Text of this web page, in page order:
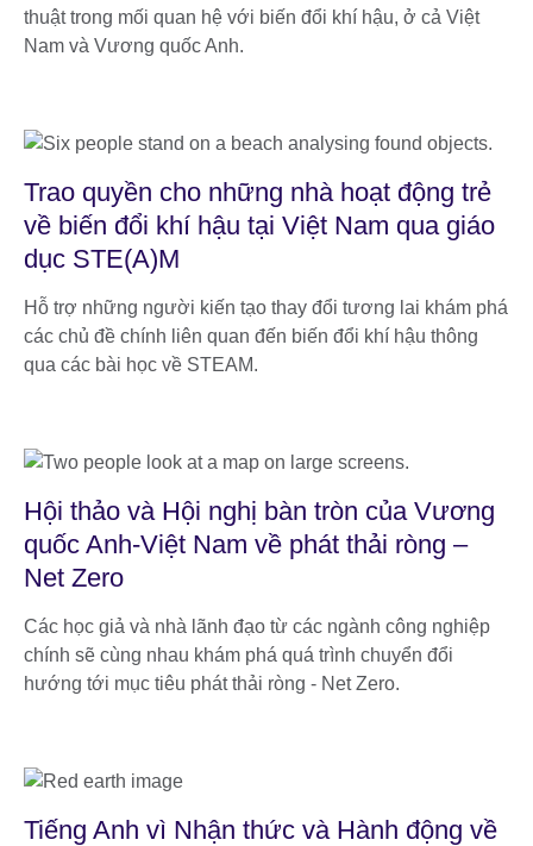
thuật trong mối quan hệ với biến đổi khí hậu, ở cả Việt
Nam và Vương quốc Anh.
Trao quyền cho những nhà hoạt động trẻ
về biến đổi khí hậu tại Việt Nam qua giáo
dục STE(A)M
Hỗ trợ những người kiến tạo thay đổi tương lai khám phá
các chủ đề chính liên quan đến biến đổi khí hậu thông
qua các bài học về STEAM.
Hội thảo và Hội nghị bàn tròn của Vương
quốc Anh-Việt Nam về phát thải ròng –
Net Zero
Các học giả và nhà lãnh đạo từ các ngành công nghiệp
chính sẽ cùng nhau khám phá quá trình chuyển đổi
hướng tới mục tiêu phát thải ròng - Net Zero.
Tiếng Anh vì Nhận thức và Hành động về